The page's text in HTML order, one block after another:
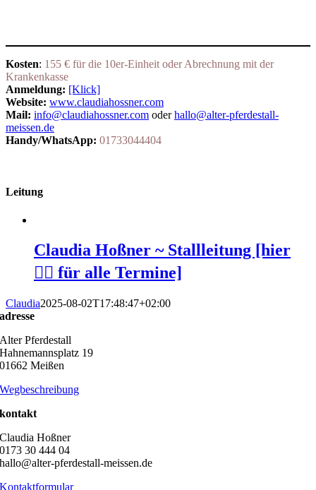
Kosten: 155 € für die 10er-Einheit oder Abrechnung mit der
Krankenkasse
Anmeldung: [Klick]
Website: www.claudiahossner.com
Mail: info@claudiahossner.com oderhallo@alter-pferdestall-
meissen.de
Handy/WhatsApp: 01733044404
Leitung
Claudia Hoßner ~ Stallleitung [hier
👆🏻 für alle Termine]
Claudia2025-08-02T17:48:47+02:00
adresse
Alter Pferdestall
Hahnemannsplatz 19
01662 Meißen
Wegbeschreibung
kontakt
Claudia Hoßner
0173 30 444 04
hallo@alter-pferdestall-meissen.de
Kontaktformular